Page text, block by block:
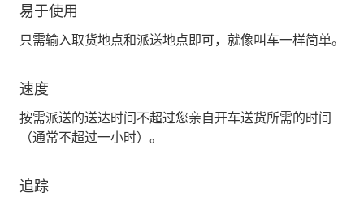
易于使用
只需输入取货地点和派送地点即可，就像叫车一样简单。
速度
按需派送的送达时间不超过您亲自开车送货所需的时间
（通常不超过一小时）。
追踪